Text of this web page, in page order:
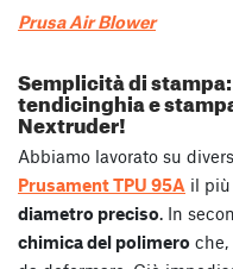
Prusa Air Blower
Semplicità di
tendicinghia e
Nextruder!
Abbiamo lavorato su
Prusament TPU 95A il
diametro preciso. In
chimica del polimero